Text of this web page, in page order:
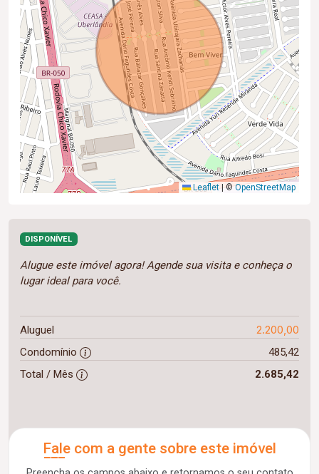
Leaflet |©OpenStreetMap
DISPONÍVEL
Alugue este imóvel agora! Agende sua visita e conheça o
lugar ideal para você.
Aluguel 2.200,00
Condomínio
485,42
Total / Mês
2.685,42
Fale com a gente sobre este imóvel